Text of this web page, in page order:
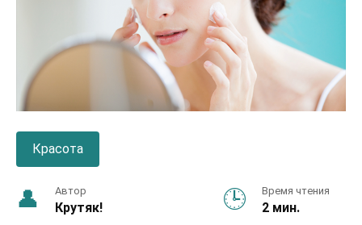
Красота
Автор
Крутяк!
Время чтения
2 мин.